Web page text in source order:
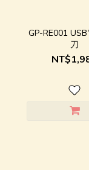
GP-RE001
刀